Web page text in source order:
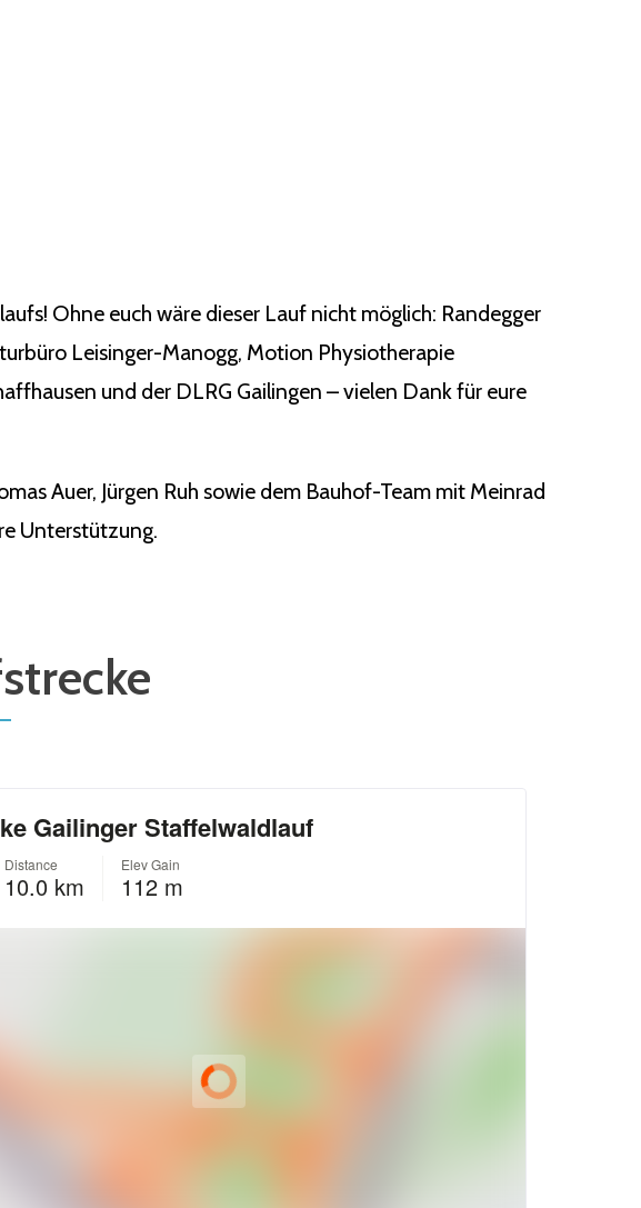
Ohne euch wäre dieser Lauf nicht möglich: Randegger
Leisinger-Manogg, Motion Physiotherapie
und der DLRG Gailingen – vielen Dank für eure
Auer, Jürgen Ruh sowie dem Bauhof-Team mit Meinrad
Unterstützung.